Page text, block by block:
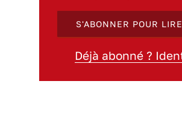
S'ABONNER POUR
Déjà abonné ?